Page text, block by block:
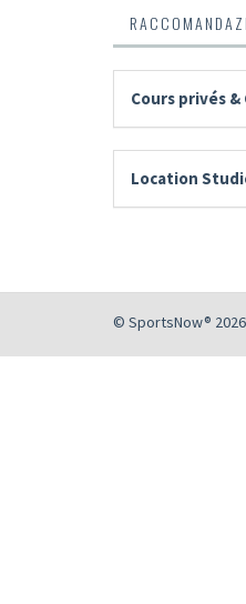
Cours privés &
Location
© SportsNow®